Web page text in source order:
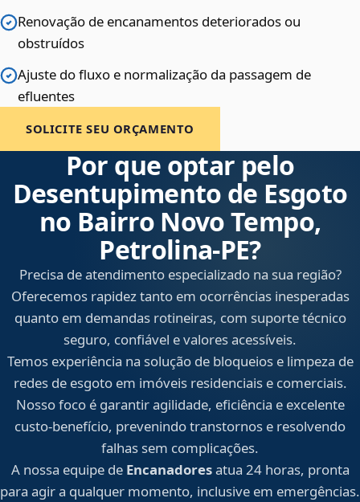
Renovação de encanamentos deteriorados ou
obstruídos
Ajuste do fluxo e normalização da passagem de
efluentes
SOLICITE SEU ORÇAMENTO
Por que optar pelo
Desentupimento de Esgoto
no Bairro Novo Tempo,
Petrolina‑PE?
Precisa de atendimento especializado na sua região?
Oferecemos rapidez tanto em ocorrências inesperadas
quanto em demandas rotineiras, com suporte técnico
seguro, confiável e valores acessíveis.
Temos experiência na solução de bloqueios e limpeza de
redes de esgoto em imóveis residenciais e comerciais.
Nosso foco é garantir agilidade, eficiência e excelente
custo-benefício, prevenindo transtornos e resolvendo
falhas sem complicações.
A nossa equipe de Encanadoresatua 24 horas, pronta
para agir a qualquer momento, inclusive em emergências.